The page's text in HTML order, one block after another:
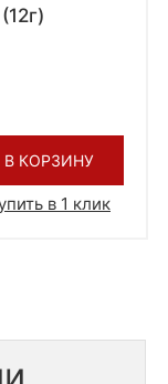
В КОРЗИНУ
в 1 клик